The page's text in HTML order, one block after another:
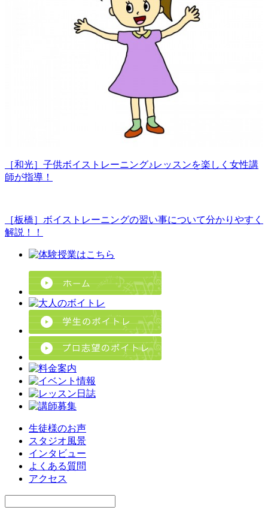
［和光］子供ボイストレーニング♪レッスンを楽しく女性講
師が指導！
［板橋］ボイストレーニングの習い事について分かりやすく
解説！！
生徒様のお声
スタジオ風景
インタビュー
よくある質問
アクセス